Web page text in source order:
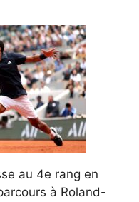
au 4e rang en
à Roland-